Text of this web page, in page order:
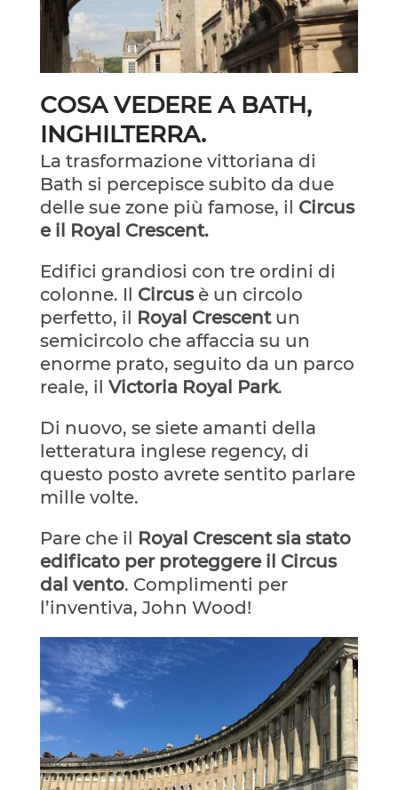
COSA VEDERE A BATH,
INGHILTERRA.
La trasformazione vittoriana di
Bath si percepisce subito da due
delle sue zone più famose, il Circus
e il Royal Crescent.
Edifici grandiosi con tre ordini di
colonne. Il Circusè un circolo
perfetto, il Royal Crescentun
semicircolo che affaccia su un
enorme prato, seguito da un parco
reale, il Victoria Royal Park.
Di nuovo, se siete amanti della
letteratura inglese regency, di
questo posto avrete sentito parlare
mille volte.
Pare che il Royal Crescent sia stato
edificato per proteggere il Circus
dal vento. Complimenti per
l’inventiva, John Wood!